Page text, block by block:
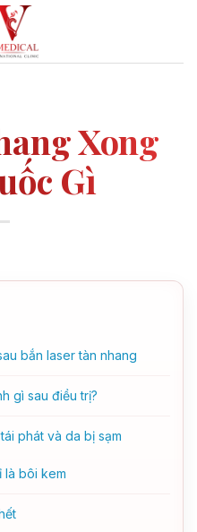
Xong
Gì
bắn laser tàn nhang
gì sau điều trị?
phát và da bị sạm
là bôi kem